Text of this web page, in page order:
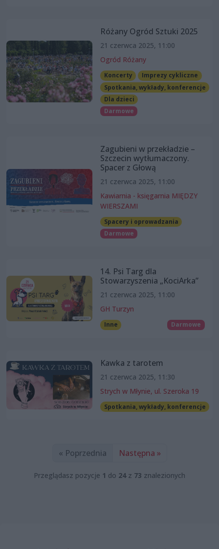
Różany Ogród Sztuki 2025
21 czerwca 2025, 11:00
Ogród Różany
Koncerty
Imprezy cykliczne
Spotkania, wykłady, konferencje
Dla dzieci
Darmowe
Zagubieni w przekładzie –
Szczecin wytłumaczony.
Spacer z Głową
21 czerwca 2025, 11:00
Kawiarnia - księgarnia MIĘDZY
WIERSZAMI
Spacery i oprowadzania
Darmowe
14. Psi Targ dla
Stowarzyszenia „KociArka”
21 czerwca 2025, 11:00
GH Turzyn
Inne Darmowe
Kawka z tarotem
21 czerwca 2025, 11:30
Strych w Młynie, ul. Szeroka 19
Spotkania, wykłady, konferencje
« Poprzednia Następna »
Przeglądasz pozycje 1 do 24z 73 znalezionych